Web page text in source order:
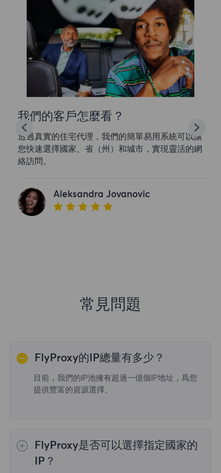
我們的客戶怎麼看？
透過真實的住宅代理，我們的簡單易用系統可以讓
您快速選擇國家、省（州）和城市，實現靈活的網
絡訪問。
Aleksandra Jovanovic
常見問題
FlyProxy的IP總量有多少？
目前，我們的IP池擁有超過一億個IP地址，爲您
提供豐富的資源選擇。
FlyProxy是否可以選擇指定國家的
IP？